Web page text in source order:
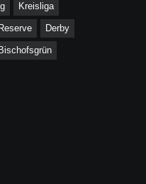
Kreisliga
Reserve Derby
Bischofsgrün